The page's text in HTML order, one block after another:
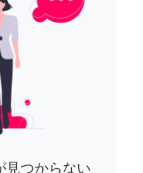
見つからない